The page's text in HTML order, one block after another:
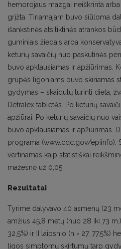
hemorojaus mazgai neiškrinta
grįžta. Tiriamajam buvo siūloma
išankstinės atsitiktinės atrankos
guminiais žiedais arba
keturių savaičių nuo paskutinės
buvo apklausiamas ir apžiūrimas.
grupės ligoniams buvo skiriamas
gydymas – skaidulų turinti dieta,
Detralex tabletės. Po keturių
apžiūrai. Po keturių savaičių nuo
buvo apklausiamas ir apžiūrimas.
programa (www.cdc.gov/epiinfo).
vertinamas kaip statistiškai
mažesnė už 0,05.
Rezultatai
Tyrime dalyvavo 40 asmenų (23
amžius 45,8 metų (nuo 28 iki 73
32,5%) ir II laipsnio (n = 27, 77,5%)
ligos simptomų skirtumų tarp